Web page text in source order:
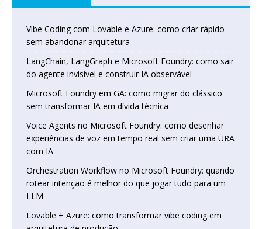
Vibe Coding com Lovable e Azure: como criar rápido
sem abandonar arquitetura
LangChain, LangGraph e Microsoft Foundry: como sair
do agente invisível e construir IA observável
Microsoft Foundry em GA: como migrar do clássico
sem transformar IA em dívida técnica
Voice Agents no Microsoft Foundry: como desenhar
experiências de voz em tempo real sem criar uma URA
com IA
Orchestration Workflow no Microsoft Foundry: quando
rotear intenção é melhor do que jogar tudo para um
LLM
Lovable + Azure: como transformar vibe coding em